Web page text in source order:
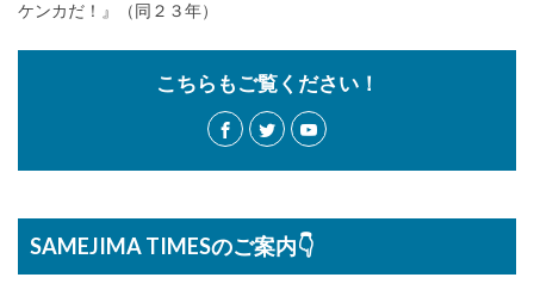
ケンカだ！』（同２３年）
こちらもご覧ください！
SAMEJIMA TIMESのご案内👇